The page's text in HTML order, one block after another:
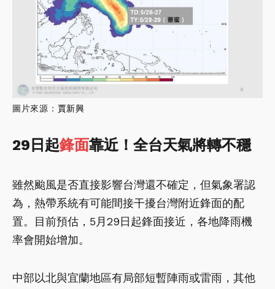
圖片來源： 賈新興
29日起鋒面靠近！全台天氣將轉不穩
雖然颱風是否直接影響台灣還不確定，但氣象署認
為，熱帶系統有可能間接干擾台灣附近鋒面的配
置。目前預估，5月29日起鋒面接近，各地降雨機
率會開始增加。
中部以北與宜蘭地區有局部短暫陣雨或雷雨，其他